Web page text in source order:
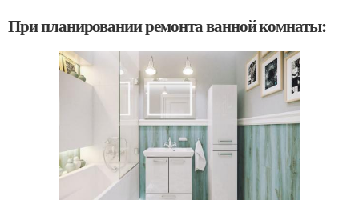
При планировании ремонта ванной комнаты: